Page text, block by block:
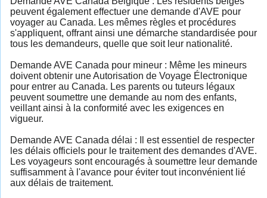
peuvent également effectuer une demande d'AVE pour
voyager au Canada. Les mêmes règles et procédures
s'appliquent, offrant ainsi une démarche standardisée pour
tous les demandeurs, quelle que soit leur nationalité.
Demande AVE Canada pour mineur : Même les mineurs
doivent obtenir une Autorisation de Voyage Électronique
pour entrer au Canada. Les parents ou tuteurs légaux
peuvent soumettre une demande au nom des enfants,
veillant ainsi à la conformité avec les exigences en
vigueur.
Demande AVE Canada délai : Il est essentiel de respecter
les délais officiels pour le traitement des demandes d'AVE.
Les voyageurs sont encouragés à soumettre leur demande
suffisamment à l'avance pour éviter tout inconvénient lié
aux délais de traitement.